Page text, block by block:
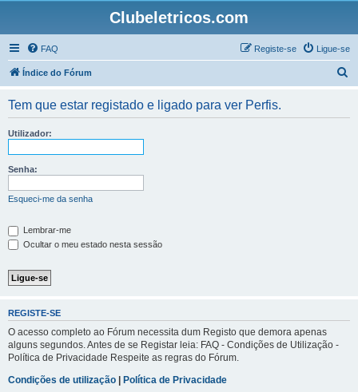
Clubeletricos.com
FAQ Ligue-se
Registe-se
Índice do Fórum
Tem que estar registado e ligado para ver Perfis.
Utilizador:
Senha:
Esqueci-me da senha
Lembrar-me
Ocultar o meu estado nesta sessão
REGISTE-SE
O acesso completo ao Fórum necessita dum Registo que demora apenas
alguns segundos. Antes de se Registar leia: FAQ - Condições de Utilização -
Política de Privacidade Respeite as regras do Fórum.
Condições de utilização | Política de Privacidade